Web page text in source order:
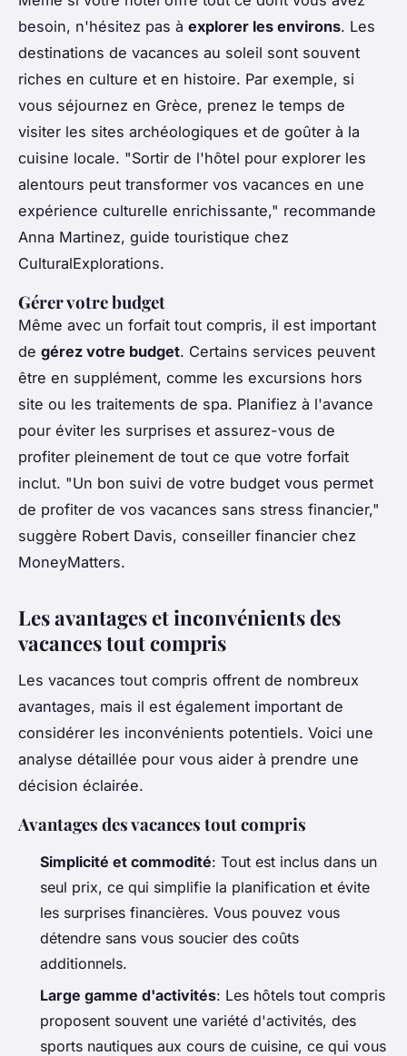
besoin, n'hésitez pas à explorer les environs. Les
destinations de vacances au soleil sont souvent
riches en culture et en histoire. Par exemple, si
vous séjournez en Grèce, prenez le temps de
visiter les sites archéologiques et de goûter à la
cuisine locale. "Sortir de l'hôtel pour explorer les
alentours peut transformer vos vacances en une
expérience culturelle enrichissante," recommande
Anna Martinez, guide touristique chez
CulturalExplorations.
Gérer votre budget
Même avec un forfait tout compris, il est important
de gérez votre budget. Certains services peuvent
être en supplément, comme les excursions hors
site ou les traitements de spa. Planifiez à l'avance
pour éviter les surprises et assurez-vous de
profiter pleinement de tout ce que votre forfait
inclut. "Un bon suivi de votre budget vous permet
de profiter de vos vacances sans stress financier,"
suggère Robert Davis, conseiller financier chez
MoneyMatters.
Les avantages et inconvénients des
vacances tout compris
Les vacances tout compris offrent de nombreux
avantages, mais il est également important de
considérer les inconvénients potentiels. Voici une
analyse détaillée pour vous aider à prendre une
décision éclairée.
Avantages des vacances tout compris
Simplicité et commodité: Tout est inclus dans un
seul prix, ce qui simplifie la planification et évite
les surprises financières. Vous pouvez vous
détendre sans vous soucier des coûts
additionnels.
Large gamme d'activités: Les hôtels tout compris
proposent souvent une variété d'activités, des
sports nautiques aux cours de cuisine, ce qui vous